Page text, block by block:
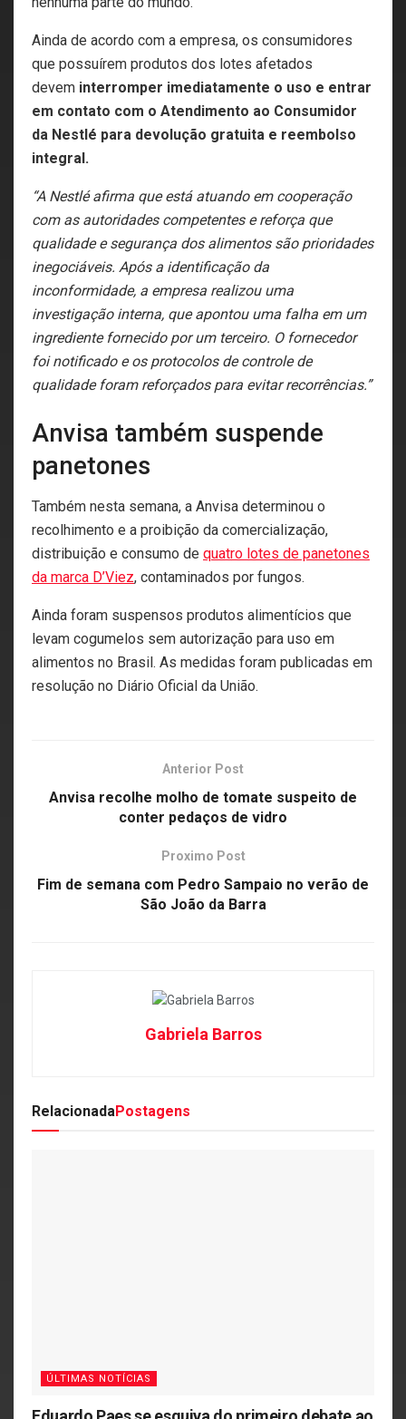
Ainda de acordo com a empresa, os consumidores
que possuírem produtos dos lotes afetados
devem interromper imediatamente o uso e entrar
em contato com o Atendimento ao Consumidor
da Nestlé para devolução gratuita e reembolso
integral.
“A Nestlé afirma que está atuando em cooperação
com as autoridades competentes e reforça que
qualidade e segurança dos alimentos são prioridades
inegociáveis. Após a identificação da
inconformidade, a empresa realizou uma
investigação interna, que apontou uma falha em um
ingrediente fornecido por um terceiro. O fornecedor
foi notificado e os protocolos de controle de
qualidade foram reforçados para evitar recorrências.”
Anvisa também suspende
panetones
Também nesta semana, a Anvisa determinou o
recolhimento e a proibição da comercialização,
distribuição e consumo de quatro lotes de panetones
da marca D’Viez, contaminados por fungos.
Ainda foram suspensos produtos alimentícios que
levam cogumelos sem autorização para uso em
alimentos no Brasil. As medidas foram publicadas em
resolução no Diário Oficial da União.
Anterior Post
Anvisa recolhe molho de tomate suspeito de
conter pedaços de vidro
Proximo Post
Fim de semana com Pedro Sampaio no verão de
São João da Barra
Gabriela Barros
RelacionadaPostagens
ÚLTIMAS NOTÍCIAS